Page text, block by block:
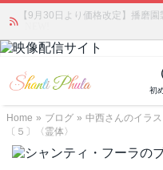
【9月30日より価格改定】播磨
「みんなの備蓄・災害対策」
初
Home » ブログ » 中西さんのイラ
〔５〕〈霊体〉